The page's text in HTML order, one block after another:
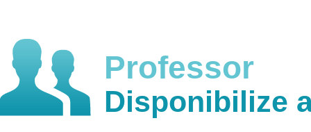
Professor
Disponibilize